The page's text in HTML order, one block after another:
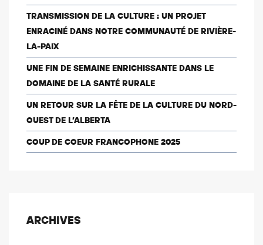
TRANSMISSION DE LA CULTURE : UN PROJET
ENRACINÉ DANS NOTRE COMMUNAUTÉ DE RIVIÈRE-
LA-PAIX
UNE FIN DE SEMAINE ENRICHISSANTE DANS LE
DOMAINE DE LA SANTÉ RURALE
UN RETOUR SUR LA FÊTE DE LA CULTURE DU NORD-
OUEST DE L’ALBERTA
COUP DE COEUR FRANCOPHONE 2025
ARCHIVES